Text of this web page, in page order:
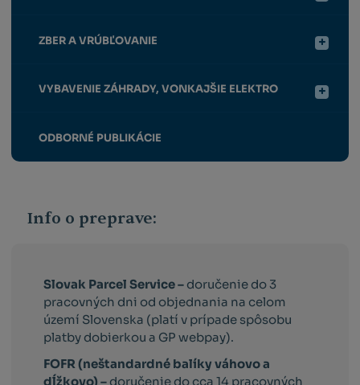
ZBER A VRÚBĽOVANIE
VYBAVENIE ZÁHRADY, VONKAJŠIE ELEKTRO
ODBORNÉ PUBLIKÁCIE
Info o preprave:
Slovak Parcel Service – doručenie do 3
pracovných dni od objednania na celom
území Slovenska (platí v prípade spôsobu
platby dobierkou a GP webpay).
FOFR (neštandardné balíky váhovo a
dĺžkovo) – doručenie do cca 14 pracovných